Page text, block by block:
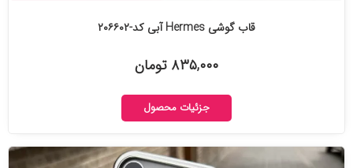
قاب گوشی Hermes آبی کد-۲۰۶۶۰۲
۸۳۵,۰۰۰ تومان
جزئیات محصول